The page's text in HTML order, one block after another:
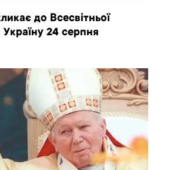
до Всесвітньої
24 серпня